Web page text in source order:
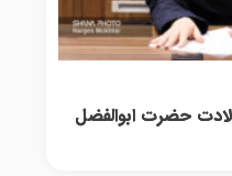
حضرت ابوالفضل